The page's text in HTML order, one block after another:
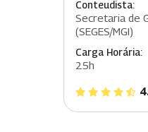
Conteudista:
Secretaria de
(SEGES/MGI)
Carga Horária:
25h